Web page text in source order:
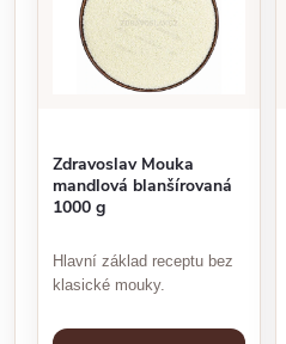
Zdravoslav Mouka
mandlová blanšírovaná
1000 g
Hlavní základ receptu bez
klasické mouky.